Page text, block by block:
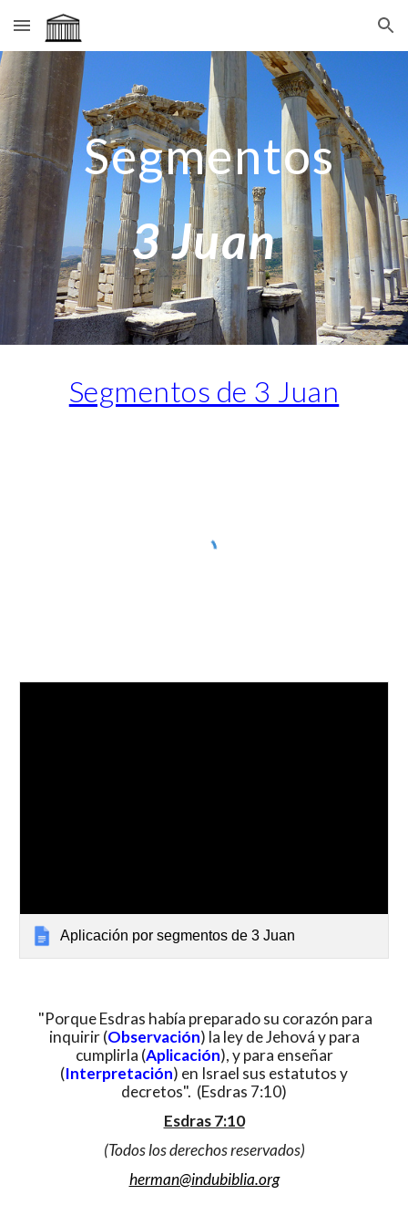
Skip to main content Skip to navigation
Segmentos
3 Juan
Segmentos de 3 Juan
Aplicación por segmentos de 3 Juan
"Porque Esdras había preparado su corazón para
inquirir (Observación) la ley de Jehová y para
cumplirla (Aplicación), y para enseñar
(Interpretación) en Israel sus estatutos y
decretos". (Esdras 7:10)
Esdras 7:10
(Todos los derechos reservados)
herman@indubiblia.org